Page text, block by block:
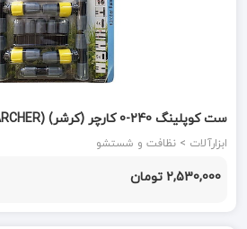
ست کوپلینگ 240-0 کارچر (کرشر) (S.A) KARCHER
ابزارآلات > نظافت و شستشو
2,530,000 تومان